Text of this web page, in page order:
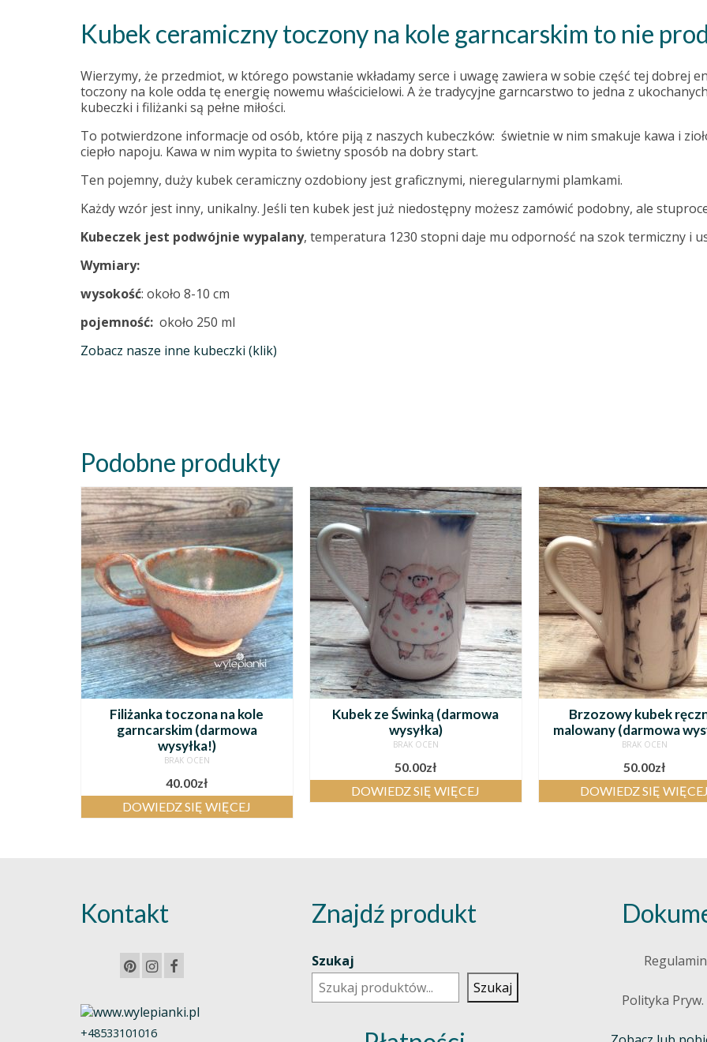
Kubek ceramiczny toczony na kole garncarskim to nie
Wierzymy, że przedmiot, w którego powstanie wkładamy serce i uwagę zawiera w sobie część tej dobrej
toczony na kole odda tę energię nowemu właścicielowi. A że tradycyjne garncarstwo to jedna z
kubeczki i filiżanki są pełne miłości.
To potwierdzone informacje od osób, które piją z naszych kubeczków: świetnie w nim smakuje kawa i
ciepło napoju. Kawa w nim wypita to świetny sposób na dobry start.
Ten pojemny, duży kubek ceramiczny ozdobiony jest graficznymi, nieregularnymi plamkami.
Każdy wzór jest inny, unikalny. Jeśli ten kubek jest już niedostępny możesz zamówić podobny, ale
Kubeczek jest podwójnie wypalany, temperatura 1230 stopni daje mu odporność na szok termiczny i
Wymiary:
wysokość: około 8-10 cm
pojemność: około 250 ml
Zobacz nasze inne kubeczki (klik)
Podobne produkty
Filiżanka toczona na kole
garncarskim (darmowa
wysyłka!)
BRAK OCEN
40.00zł
DOWIEDZ SIĘ WIĘCEJ
Kubek ze Świnką (darmowa
wysyłka)
BRAK OCEN
50.00zł
DOWIEDZ SIĘ WIĘCEJ
Brzozowy kubek
malowany (darmowa
BRAK OCEN
50.00zł
DOWIEDZ SIĘ
Kontakt
+48533101016
Znajdź produkt
Szukaj
Szukaj
Polityka Pryw.